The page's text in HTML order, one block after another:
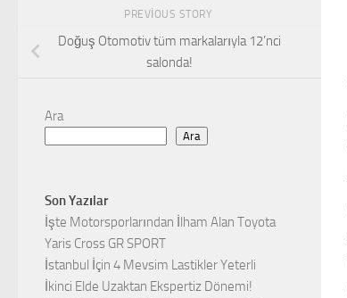
PREVIOUS STORY
Doğuş Otomotiv tüm markalarıyla 12’nci
salonda!
Ara
Ara
Son Yazılar
İşte Motorsporlarından İlham Alan Toyota
Yaris Cross GR SPORT
İstanbul İçin 4 Mevsim Lastikler Yeterli
İkinci Elde Uzaktan Ekspertiz Dönemi!